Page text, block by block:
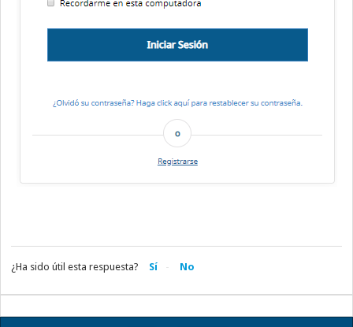
¿Ha sido útil esta respuesta? Sí No